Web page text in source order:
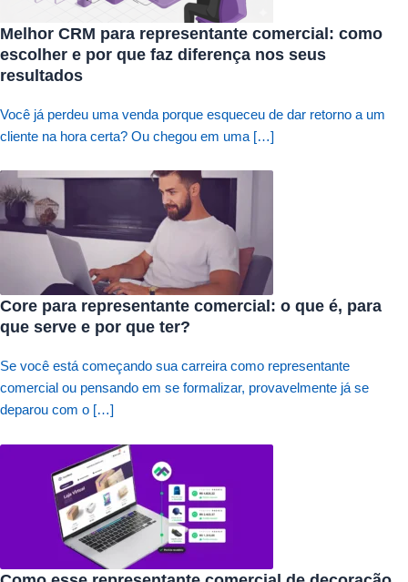
Melhor CRM para representante comercial: como
escolher e por que faz diferença nos seus
resultados
Você já perdeu uma venda porque esqueceu de dar retorno a um
cliente na hora certa? Ou chegou em uma […]
Core para representante comercial: o que é, para
que serve e por que ter?
Se você está começando sua carreira como representante
comercial ou pensando em se formalizar, provavelmente já se
deparou com o […]